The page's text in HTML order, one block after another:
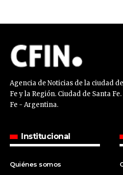
Agencia de Noticias de la ciudad
Fe y la Región. Ciudad de Santa
Fe - Argentina.
Institucional
Quiénes somos